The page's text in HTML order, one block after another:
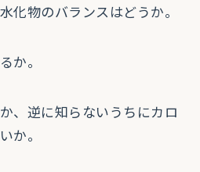
化物のバランスはどうか。
か。
、逆に知らないうちにカロ
か。